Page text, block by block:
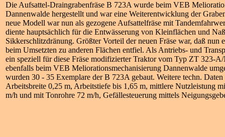
Die Aufsattel-Draingrabenfräse B 723A wurde beim VEB
Dannenwalde hergestellt und war eine Weiterentwicklung der
neue Modell war nun als gezogene Aufsattelfräse mit
diente hauptsächlich für die Entwässerung von Kleinflächen und
Sikkerschlitzdränung. Größter Vorteil der neuen Fräse war, daß nun
beim Umsetzten zu anderen Flächen entfiel. Als Antriebs- und
ein speziell für diese Fräse modifizierter Traktor vom Typ ZT 323-
ebenfalls beim VEB Meliorationsmechanisierung Dannenwalde
wurden 30 - 35 Exemplare der B 723A gebaut. Weitere techn. Daten
Arbeitsbreite 0,25 m, Arbeitstiefe bis 1,65 m, mittlere Nutzleistung
m/h und mit Tonrohre 72 m/h, Gefällesteuerung mittels